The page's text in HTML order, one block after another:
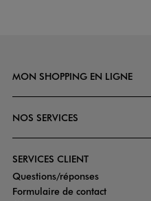
MON SHOPPING EN LIGNE
NOS SERVICES
SERVICES CLIENT
Questions/réponses
Formulaire de contact